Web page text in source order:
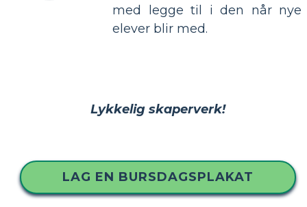
med legge til i den når nye
elever blir med.
Lykkelig skaperverk!
LAG EN BURSDAGSPLAKAT